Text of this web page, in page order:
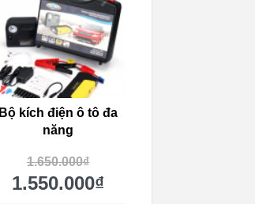
Bộ kích điện ô tô đa
năng
1.650.000₫
1.550.000₫